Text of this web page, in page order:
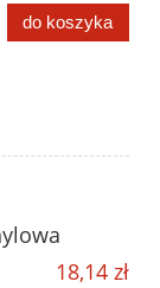
do koszyka
18,14 zł